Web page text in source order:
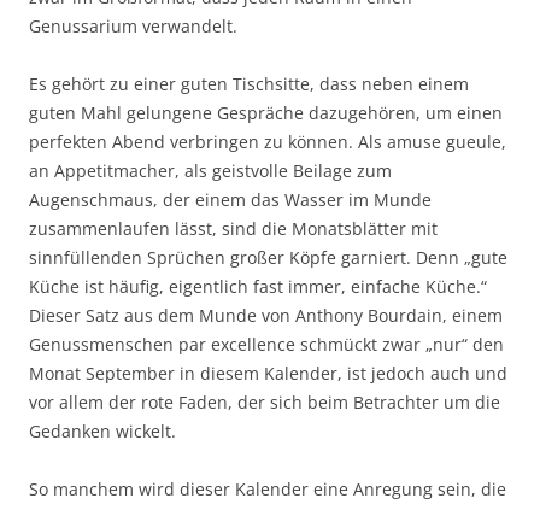
Genussarium verwandelt.
Es gehört zu einer guten Tischsitte, dass neben einem
guten Mahl gelungene Gespräche dazugehören, um einen
perfekten Abend verbringen zu können. Als amuse gueule,
an Appetitmacher, als geistvolle Beilage zum
Augenschmaus, der einem das Wasser im Munde
zusammenlaufen lässt, sind die Monatsblätter mit
sinnfüllenden Sprüchen großer Köpfe garniert. Denn „gute
Küche ist häufig, eigentlich fast immer, einfache Küche.“
Dieser Satz aus dem Munde von Anthony Bourdain, einem
Genussmenschen par excellence schmückt zwar „nur“ den
Monat September in diesem Kalender, ist jedoch auch und
vor allem der rote Faden, der sich beim Betrachter um die
Gedanken wickelt.
So manchem wird dieser Kalender eine Anregung sein, die